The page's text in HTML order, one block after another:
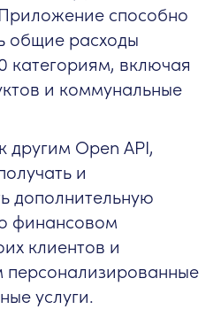
способно
общие расходы
категориям, включая
и коммунальные
другим Open API,
и
дополнительную
финансовом
клиентов и
персонализированные
услуги.